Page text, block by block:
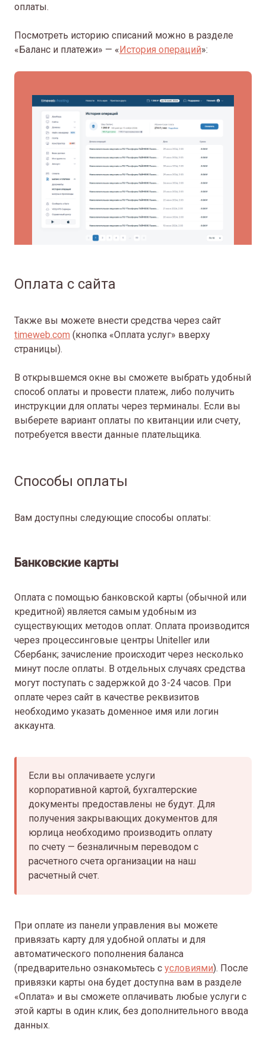
оплаты.
Посмотреть историю списаний можно в разделе
«Баланс и платежи» — «История операций»:
Оплата с сайта
Также вы можете внести средства через сайт
timeweb.com (кнопка «Оплата услуг» вверху
страницы).
В открывшемся окне вы сможете выбрать удобный
способ оплаты и провести платеж, либо получить
инструкции для оплаты через терминалы. Если вы
выберете вариант оплаты по квитанции или счету,
потребуется ввести данные плательщика.
Способы оплаты
Вам доступны следующие способы оплаты:
Банковские карты
Оплата с помощью банковской карты (обычной или
кредитной) является самым удобным из
существующих методов оплат. Оплата производится
через процессинговые центры Uniteller или
Сбербанк; зачисление происходит через несколько
минут после оплаты. В отдельных случаях средства
могут поступать с задержкой до 3-24 часов. При
оплате через сайт в качестве реквизитов
необходимо указать доменное имя или логин
аккаунта.
Если вы оплачиваете услуги
корпоративной картой, бухгалтерские
документы предоставлены не будут. Для
получения закрывающих документов для
юрлица необходимо производить оплату
по счету — безналичным переводом с
расчетного счета организации на наш
расчетный счет.
При оплате из панели управления вы можете
привязать карту для удобной оплаты и для
автоматического пополнения баланса
(предварительно ознакомьтесь с условиями). После
привязки карты она будет доступна вам в разделе
«Оплата» и вы сможете оплачивать любые услуги с
этой карты в один клик, без дополнительного ввода
данных.